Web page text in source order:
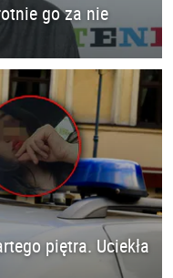
go za nie
piętra. Uciekła